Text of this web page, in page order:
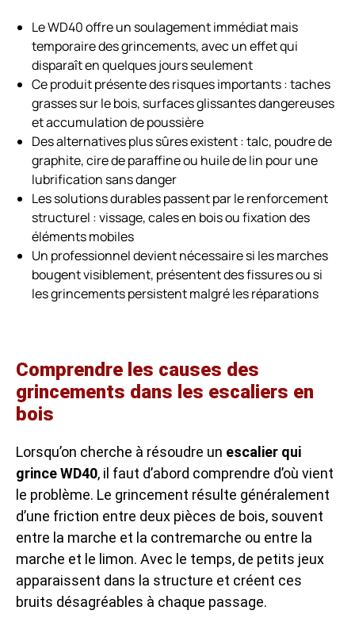
Le WD40 offre un soulagement immédiat mais
temporaire des grincements, avec un effet qui
disparaît en quelques jours seulement
Ce produit présente des risques importants : taches
grasses sur le bois, surfaces glissantes dangereuses
et accumulation de poussière
Des alternatives plus sûres existent : talc, poudre de
graphite, cire de paraffine ou huile de lin pour une
lubrification sans danger
Les solutions durables passent par le renforcement
structurel : vissage, cales en bois ou fixation des
éléments mobiles
Un professionnel devient nécessaire si les marches
bougent visiblement, présentent des fissures ou si
les grincements persistent malgré les réparations
Comprendre les causes des
grincements dans les escaliers en
bois
Lorsqu’on cherche à résoudre un escalier qui
grince WD40, il faut d’abord comprendre d’où vient
le problème. Le grincement résulte généralement
d’une friction entre deux pièces de bois, souvent
entre la marche et la contremarche ou entre la
marche et le limon. Avec le temps, de petits jeux
apparaissent dans la structure et créent ces
bruits désagréables à chaque passage.